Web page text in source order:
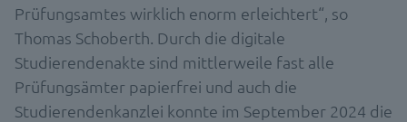
Prüfungsamtes wirklich enorm erleichtert“, so
Thomas Schoberth. Durch die digitale
Studierendenakte sind mittlerweile fast alle
Prüfungsämter papierfrei und auch die
Studierendenkanzlei konnte im September 2024 die